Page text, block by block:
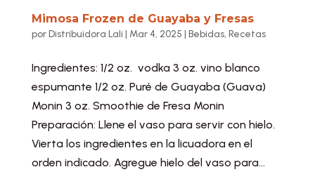
Mimosa Frozen de Guayaba y Fresas
porDistribuidora Lali | Mar 4, 2025 | Bebidas, Recetas
Ingredientes: 1/2 oz. vodka 3 oz. vino blanco
espumante 1/2 oz. Puré de Guayaba (Guava)
Monin 3 oz. Smoothie de Fresa Monin
Preparación: Llene el vaso para servir con hielo.
Vierta los ingredientes en la licuadora en el
orden indicado. Agregue hielo del vaso para...